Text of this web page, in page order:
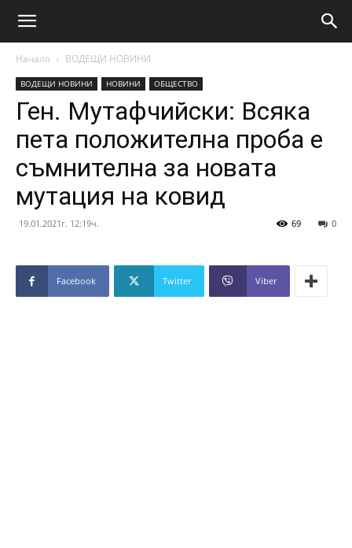
Начало ВОДЕЩИ НОВИНИ
ВОДЕЩИ НОВИНИ НОВИНИ ОБЩЕСТВО
Ген. Мутафчийски: Всяка
пета положителна проба е
съмнителна за новата
мутация на ковид
19.01.2021г. 12:19ч. 0
69
Facebook Twitter Viber